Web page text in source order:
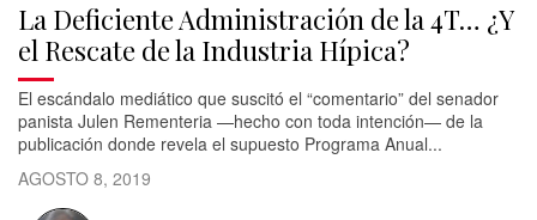
La Deficiente Administración de la 4T… ¿Y
el Rescate de la Industria Hípica?
El escándalo mediático que suscitó el “comentario” del senador
panista Julen Rementeria —hecho con toda intención— de la
publicación donde revela el supuesto Programa Anual...
AGOSTO 8, 2019